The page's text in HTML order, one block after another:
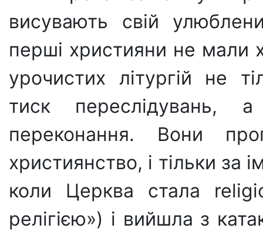
висувають свій
перші християни не мали
урочистих літургій не
тиск переслідувань,
переконання. Вони
християнство, і тіль­ки за
коли Церква стала
релігією») і вийшла з